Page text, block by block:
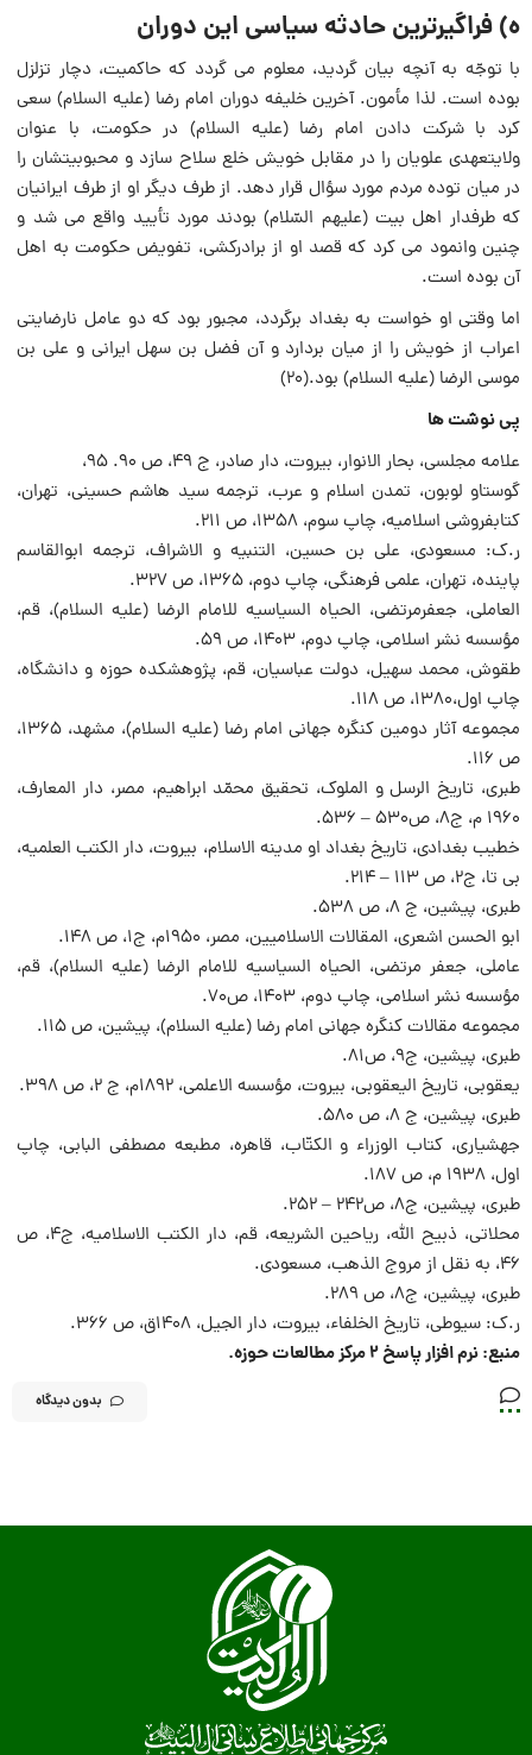
ه) فراگیرترین حادثه سیاسی این دوران
با توجّه به آنچه بیان گردید، معلوم می گردد که حاکمیت، دچار تزلزل
بوده است. لذا مأمون. آخرین خلیفه دوران امام رضا (علیه السلام) سعی
کرد با شرکت دادن امام رضا (علیه السلام) در حکومت، با عنوان
ولایتعهدی علویان را در مقابل خویش خلع سلاح سازد و محبوبیتشان را
در میان توده مردم مورد سؤال قرار دهد. از طرف دیگر او از طرف ایرانیان
که طرفدار اهل بیت (علیهم السّلام) بودند مورد تأیید واقع می شد و
چنین وانمود می کرد که قصد او از برادرکشی، تفویض حکومت به اهل
آن بوده است.
اما وقتی او خواست به بغداد برگردد، مجبور بود که دو عامل نارضایتی
اعراب از خویش را از میان بردارد و آن فضل بن سهل ایرانی و علی بن
موسی الرضا (علیه السلام) بود.(۲۰)
پی نوشت ها
علامه مجلسی، بحار الانوار، بیروت، دار صادر، ج ۴۹، ص ۹۰. ۹۵،
گوستاو لوبون، تمدن اسلام و عرب، ترجمه سید هاشم حسینی، تهران،
کتابفروشی اسلامیه، چاپ سوم، ۱۳۵۸، ص ۲۱۱.
ر.ک: مسعودی، علی بن حسین، التنبیه و الاشراف، ترجمه ابوالقاسم
پاینده، تهران، علمی فرهنگی، چاپ دوم، ۱۳۶۵، ص ۳۲۷.
العاملی، جعفرمرتضی، الحیاه السیاسیه للامام الرضا (علیه السلام)، قم،
مؤسسه نشر اسلامی، چاپ دوم، ۱۴۰۳، ص ۵۹.
طقوش، محمد سهیل، دولت عباسیان، قم، پژوهشکده حوزه و دانشگاه،
چاپ اول،۱۳۸۰، ص ۱۱۸.
مجموعه آثار دومین کنگره جهانی امام رضا (علیه السلام)، مشهد، ۱۳۶۵،
ص ۱۱۶.
طبری، تاریخ الرسل و الملوک، تحقیق محمّد ابراهیم، مصر، دار المعارف،
۱۹۶۰ م، ج۸، ص۵۳۰ – ۵۳۶.
خطیب بغدادی، تاریخ بغداد او مدینه الاسلام، بیروت، دار الکتب العلمیه،
بی تا، ج۲، ص ۱۱۳ – ۲۱۴.
طبری، پیشین، ج ۸، ص ۵۳۸.
ابو الحسن اشعری، المقالات الاسلامیین، مصر، ۱۹۵۰م، ج۱، ص ۱۴۸.
عاملی، جعفر مرتضی، الحیاه السیاسیه للامام الرضا (علیه السلام)، قم،
مؤسسه نشر اسلامی، چاپ دوم، ۱۴۰۳، ص۷۰.
مجموعه مقالات کنگره جهانی امام رضا (علیه السلام)، پیشین، ص ۱۱۵.
طبری، پیشین، ج۹، ص۸۱.
یعقوبی، تاریخ الیعقوبی، بیروت، مؤسسه الاعلمی، ۱۸۹۲م، ج ۲، ص ۳۹۸.
طبری، پیشین، ج ۸، ص ۵۸۰.
جهشیاری، کتاب الوزراء و الکتّاب، قاهره، مطبعه مصطفی البابی، چاپ
اول، ۱۹۳۸ م، ص ۱۸۷.
طبری، پیشین، ج۸، ص۲۴۲ – ۲۵۲.
محلاتی، ذبیح الله، ریاحین الشریعه، قم، دار الکتب الاسلامیه، ج۴، ص
۴۶، به نقل از مروج الذهب، مسعودی.
طبری، پیشین، ج۸، ص ۲۸۹.
ر.ک: سیوطی، تاریخ الخلفاء، بیروت، دار الجیل، ۱۴۰۸ق، ص ۳۶۶.
منبع: نرم افزار پاسخ ۲ مرکز مطالعات حوزه.
بدون دیدگاه